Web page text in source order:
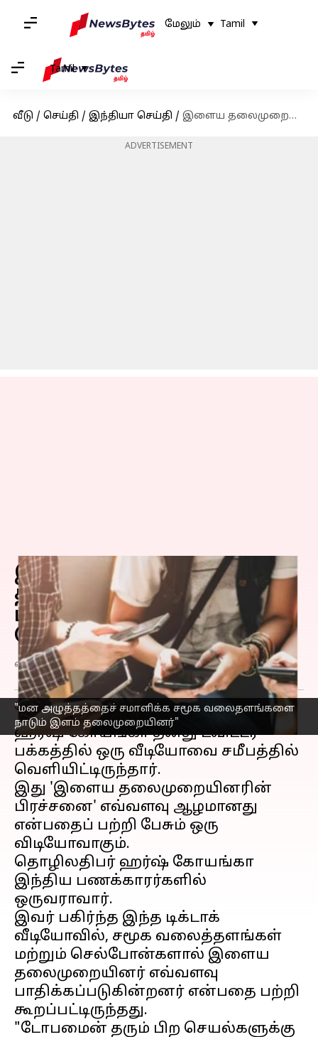
மேலும் Tamil
Tamil
வீடு / செய்தி / இந்தியா செய்தி / இளைய தலைமுறையினரின் பிரச்சனை என்ன? ஹர்ஷ் கோயங்கா செய்த ட்வீட்!
ADVERTISEMENT
"மன அழுத்தத்தைச் சமாளிக்க சமூக வலைதளங்களை
நாடும் இளம் தலைமுறையினர்"
இளைய
தலைமுறையினரின்
பிரச்சனை என்ன? ஹர்ஷ்
கோயங்கா செய்த ட்வீட்!
எழுதியவர் Sindhuja SM Jan 05, 2023 10:31 am
செய்தி முன்னோட்டம்
ஹர்ஷ் கோயங்கா தனது ட்விட்டர்
பக்கத்தில் ஒரு வீடியோவை சமீபத்தில்
வெளியிட்டிருந்தார்.
இது 'இளைய தலைமுறையினரின்
பிரச்சனை' எவ்வளவு ஆழமானது
என்பதைப் பற்றி பேசும் ஒரு
விடியோவாகும்.
தொழிலதிபர் ஹர்ஷ் கோயங்கா
இந்திய பணக்காரர்களில்
ஒருவராவார்.
இவர் பகிர்ந்த இந்த டிக்டாக்
வீடியோவில், சமூக வலைத்தளங்கள்
மற்றும் செல்போன்களால் இளைய
தலைமுறையினர் எவ்வளவு
பாதிக்கப்படுகின்றனர் என்பதை பற்றி
கூறப்பட்டிருந்தது.
"டோபமைன் தரும் பிற செயல்களுக்கு